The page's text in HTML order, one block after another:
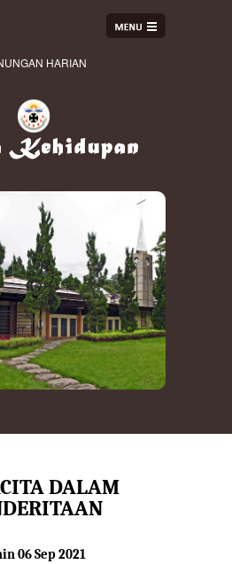
HARIAN
DALAM
06 Sep 2021